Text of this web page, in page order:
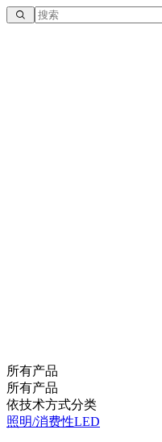
所有产品
所有产品
依技术方式分类
照明/消费性LED